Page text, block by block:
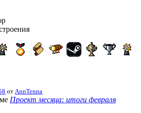
от AnnTenna
Проект месяца: итоги февраля